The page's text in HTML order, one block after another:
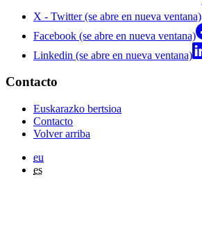
X - Twitter (se abre en nueva ventana)
Facebook (se abre en nueva ventana)
Linkedin (se abre en nueva ventana)
Contacto
Euskarazko bertsioa
Contacto
Volver arriba
eu
es